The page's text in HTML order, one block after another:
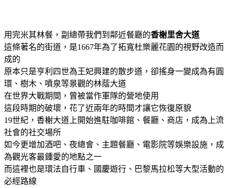
用完米其林餐，副總帶我們到鄰近餐廳的香榭里舍大道
這條著名的街道，是1667年為了拓寬杜樂麗花園的視野改造而
成的
原本只是亨利四世為王妃興建的散步道，卻搖身一變成為有圓
環、樹木、噴泉等景觀的林蔭大道
在世界大戰期間，曾被當作軍隊的營地使用
這段時期的破壞，花了近兩年的時間才讓它恢復原貌
19世紀，香榭大道上開始進駐咖啡館、餐廳、商店，成為上流
社會的社交場所
如今更增加酒吧、夜總會、主題餐廳、電影院等娛樂設施，成
為觀光客最鍾愛的地點之一
而這裡也是環法自行車、國慶遊行、巴黎馬拉松等大型活動的
必經路線